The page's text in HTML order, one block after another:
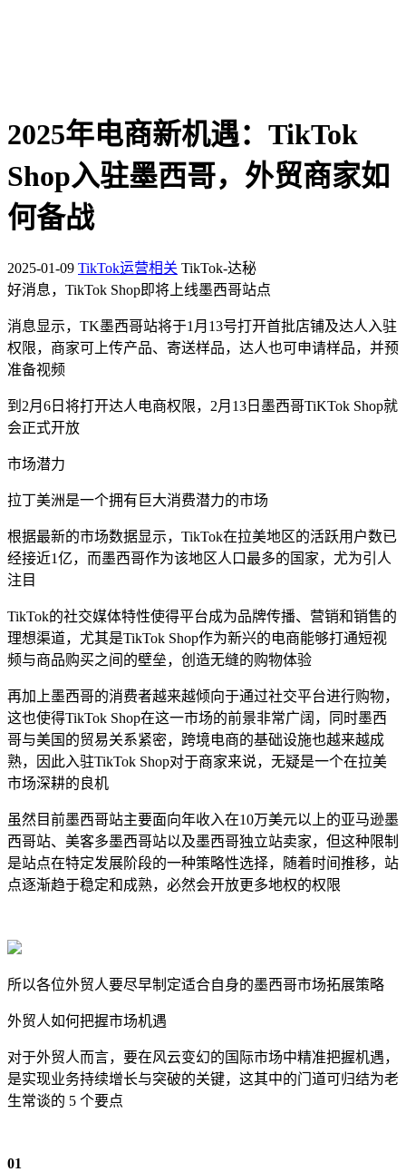
2025年电商新机遇：TikTok
Shop入驻墨西哥，外贸商家如
何备战
2025-01-09 TikTok运营相关 TikTok-达秘
好消息，TikTok Shop即将上线墨西哥站点
消息显示，TK墨西哥站将于1月13号打开首批店铺及达人入驻
权限，商家可上传产品、寄送样品，达人也可申请样品，并预
准备视频
到2月6日将打开达人电商权限，2月13日墨西哥TiKTok Shop就
会正式开放
市场潜力
拉丁美洲是一个拥有巨大消费潜力的市场
根据最新的市场数据显示，TikTok在拉美地区的活跃用户数已
经接近1亿，而墨西哥作为该地区人口最多的国家，尤为引人
注目
TikTok的社交媒体特性使得平台成为品牌传播、营销和销售的
理想渠道，尤其是TikTok Shop作为新兴的电商能够打通短视
频与商品购买之间的壁垒，创造无缝的购物体验
再加上墨西哥的消费者越来越倾向于通过社交平台进行购物，
这也使得TikTok Shop在这一市场的前景非常广阔，同时墨西
哥与美国的贸易关系紧密，跨境电商的基础设施也越来越成
熟，因此入驻TikTok Shop对于商家来说，无疑是一个在拉美
市场深耕的良机
虽然目前墨西哥站主要面向年收入在10万美元以上的亚马逊墨
西哥站、美客多墨西哥站以及墨西哥独立站卖家，但这种限制
是站点在特定发展阶段的一种策略性选择，随着时间推移，站
点逐渐趋于稳定和成熟，必然会开放更多地权的权限
所以各位外贸人要尽早制定适合自身的墨西哥市场拓展策略
外贸人如何把握市场机遇
对于外贸人而言，要在风云变幻的国际市场中精准把握机遇，
是实现业务持续增长与突破的关键，这其中的门道可归结为老
生常谈的 5 个要点
01